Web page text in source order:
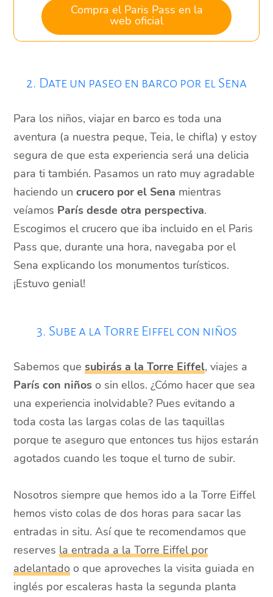
Compra el Paris Pass en la
web oficial
2. Date un paseo en barco por el Sena
Para los niños, viajar en barco es toda una
aventura (a nuestra peque, Teia, le chifla) y estoy
segura de que esta experiencia será una delicia
para ti también. Pasamos un rato muy agradable
haciendo uncrucero por el Sena mientras
veíamos París desde otra perspectiva.
Escogimos el crucero que iba incluido en el Paris
Pass que, durante una hora, navegaba por el
Sena explicando los monumentos turísticos.
¡Estuvo genial!
3. Sube a la Torre Eiffel con niños
Sabemos quesubirás a la Torre Eiffel, viajes a
París con niños o sin ellos. ¿Cómo hacer que sea
una experiencia inolvidable? Pues evitando a
toda costa las largas colas de las taquillas
porque te aseguro que entonces tus hijos estarán
agotados cuando les toque el turno de subir.
Nosotros siempre que hemos ido a la Torre Eiffel
hemos visto colas de dos horas para sacar las
entradas in situ. Así que te recomendamos que
reservesla entrada a la Torre Eiffel por
adelantado o que aproveches la visita guiada en
inglés por escaleras hasta la segunda planta